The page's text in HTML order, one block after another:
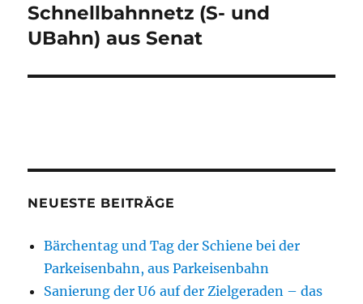
Schnellbahnnetz (S- und
UBahn) aus Senat
NEUESTE BEITRÄGE
Bärchentag und Tag der Schiene bei der
Parkeisenbahn, aus Parkeisenbahn
Sanierung der U6 auf der Zielgeraden – das